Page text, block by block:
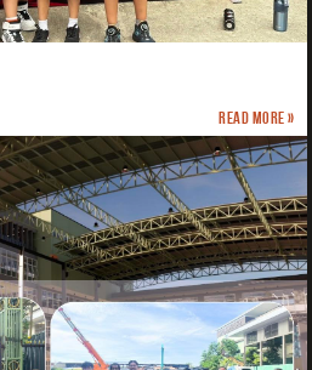
Read more »